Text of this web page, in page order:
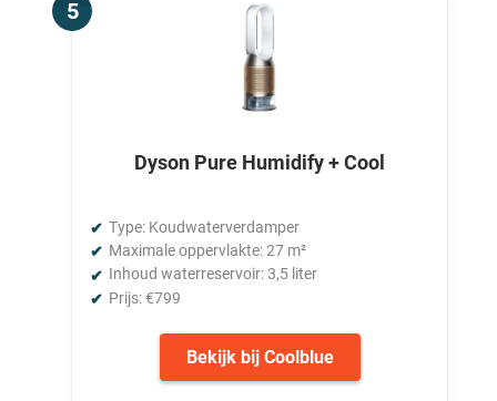
Dyson Pure Humidify + Cool
Type: Koudwaterverdamper
Maximale oppervlakte: 27 m²
Inhoud waterreservoir: 3,5 liter
Prijs: €799
Bekijk bij Coolblue